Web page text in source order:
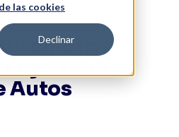
las cookies
Declinar
27693
Autos